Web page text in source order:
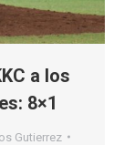
a los
8×1
Gutierrez